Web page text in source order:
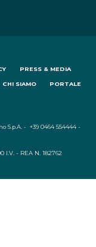
PRESS & MEDIA
CHI SIAMO PORTALE
S.p.A. - +39 0464 554444 -
I.V. - REA N. 182762